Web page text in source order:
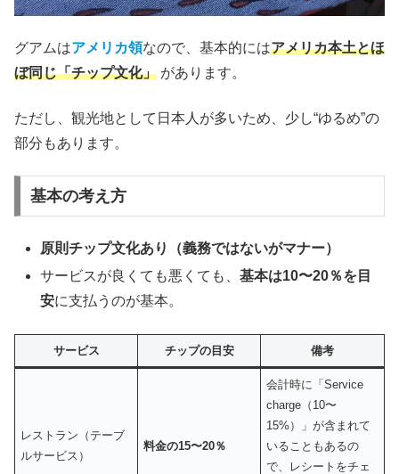
グアムはアメリカ領なので、基本的にはアメリカ本土とほ
ぼ同じ「チップ文化」 があります。
ただし、観光地として日本人が多いため、少し“ゆるめ”の
部分もあります。
基本の考え方
原則チップ文化あり（義務ではないがマナー）
サービスが良くても悪くても、基本は10〜20％を目
安に支払うのが基本。
サービス チップの目安 備考
レストラン（テーブ
ルサービス）
料金の15〜20％
会計時に「Service
charge（10〜
15%）」が含まれて
いることもあるの
で、レシートをチェ